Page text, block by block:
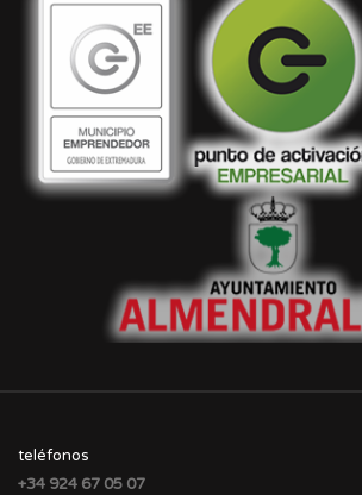
teléfonos
+34 924 67 05 07